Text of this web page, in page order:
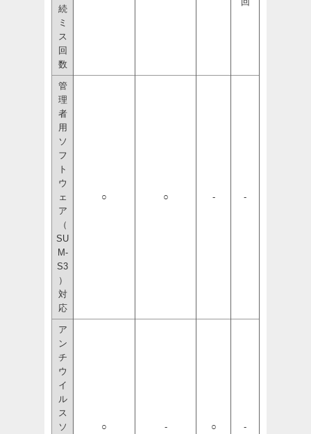
続
ミ
ス
回
数
管
理
者
用
ソ
フ
ト
ウ
ェ
ア
（
SU
M-
S3
）
対
応
○ ○ - -
ア
ン
チ
ウ
イ
ル
ス
ソ
○ - ○ -